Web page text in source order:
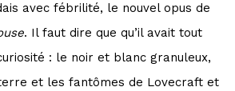
avec fébrilité, le nouvel opus de
. Il faut dire que qu’il avait tout
: le noir et blanc granuleux,
et les fantômes de Lovecraft et